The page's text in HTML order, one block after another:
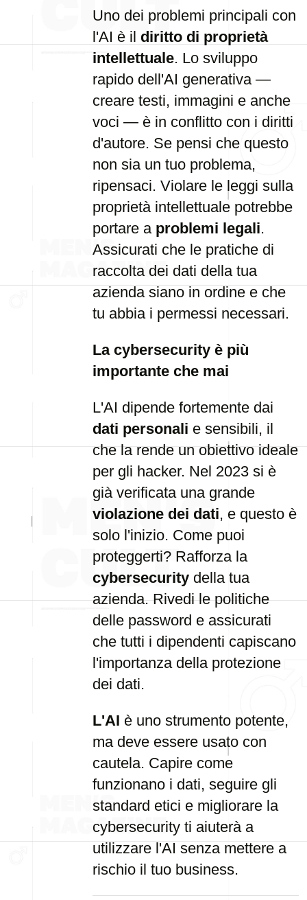
Uno dei problemi principali con
l'AI è il diritto di proprietà
intellettuale. Lo sviluppo
rapido dell'AI generativa —
creare testi, immagini e anche
voci — è in conflitto con i diritti
d'autore. Se pensi che questo
non sia un tuo problema,
ripensaci. Violare le leggi sulla
proprietà intellettuale potrebbe
portare a problemi legali.
Assicurati che le pratiche di
raccolta dei dati della tua
azienda siano in ordine e che
tu abbia i permessi necessari.
La cybersecurity è più
importante che mai
L'AI dipende fortemente dai
dati personali e sensibili, il
che la rende un obiettivo ideale
per gli hacker. Nel 2023 si è
già verificata una grande
violazione dei dati, e questo è
solo l'inizio. Come puoi
proteggerti? Rafforza la
cybersecurity della tua
azienda. Rivedi le politiche
delle password e assicurati
che tutti i dipendenti capiscano
l'importanza della protezione
dei dati.
L'AI è uno strumento potente,
ma deve essere usato con
cautela. Capire come
funzionano i dati, seguire gli
standard etici e migliorare la
cybersecurity ti aiuterà a
utilizzare l'AI senza mettere a
rischio il tuo business.